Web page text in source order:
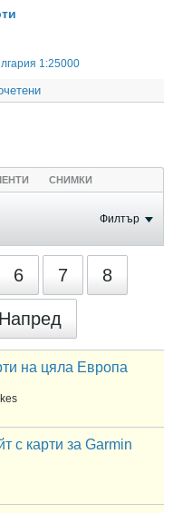
1:25000
СНИМКИ
Филтър
6 7 8
Напред
на цяла Европа
с карти за Garmin